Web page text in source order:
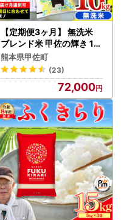
【定期便3ヶ月】 無洗米
ブレンド米 甲佐の輝き 16
kg 訳あり 令和7年産 【価
格改定ZP】
熊本県甲佐町
(23)
72,000